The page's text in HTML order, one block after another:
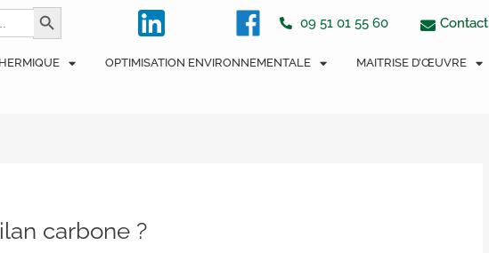
Search Button 09 51 01 55 60 Contact
OPTIMISATION ENVIRONNEMENTALE MAITRISE D’ŒUVRE
carbone ?